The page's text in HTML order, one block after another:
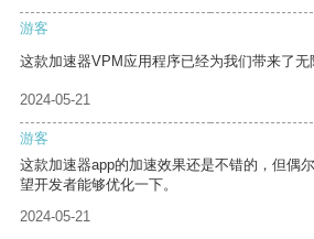
游客
这款加速器VPM应用程序已经为我们带来了无
2024-05-21
游客
这款加速器app的加速效果还是不错的，但偶
望开发者能够优化一下。
2024-05-21